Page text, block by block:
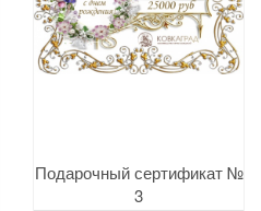
Подарочный сертификат №
3